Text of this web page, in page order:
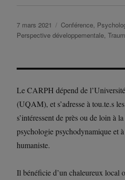
Publié
le
7 mars 2021 Catégories
Conférence,
Perspective développementale,
Le CARPH dépend de
(UQAM), et s’adresse à tou.te.s
s’intéressent de près ou de loin à
psychologie psychodynamique et
humaniste.
Il bénéficie d’un chaleureux local